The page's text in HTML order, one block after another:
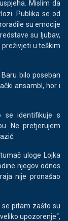
Mislim da
Publika se od
su emocije
su ljubav,
u teškim
bilo poseban
ansambl, hor i
se identifikuje s
Ne pretjerujem
uloge Lojka
njegov odnos
nije pronašao
se pitam zašto su
upozorenje“,